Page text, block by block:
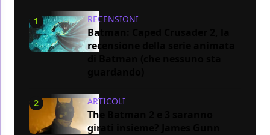
1 RECENSIONI
Batman: Caped Crusader 2, la
recensione della serie animata
2 ARTICOLI
The Batman 2 e 3 saranno
girati insieme? James Gunn